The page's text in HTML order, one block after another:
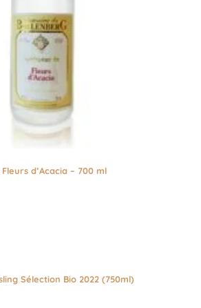
d’Acacia – 700 ml
Sélection Bio 2022 (750ml)